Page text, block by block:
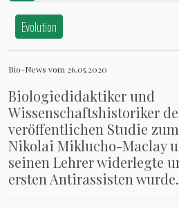
Evolution
Bio-News vom 26.05.2020
Biologiedidaktiker und
Wissenschaftshistoriker
veröffentlichen Studie
Nikolai Miklucho-Maclay
seinen Lehrer widerlegte
ersten Antirassisten wurde.